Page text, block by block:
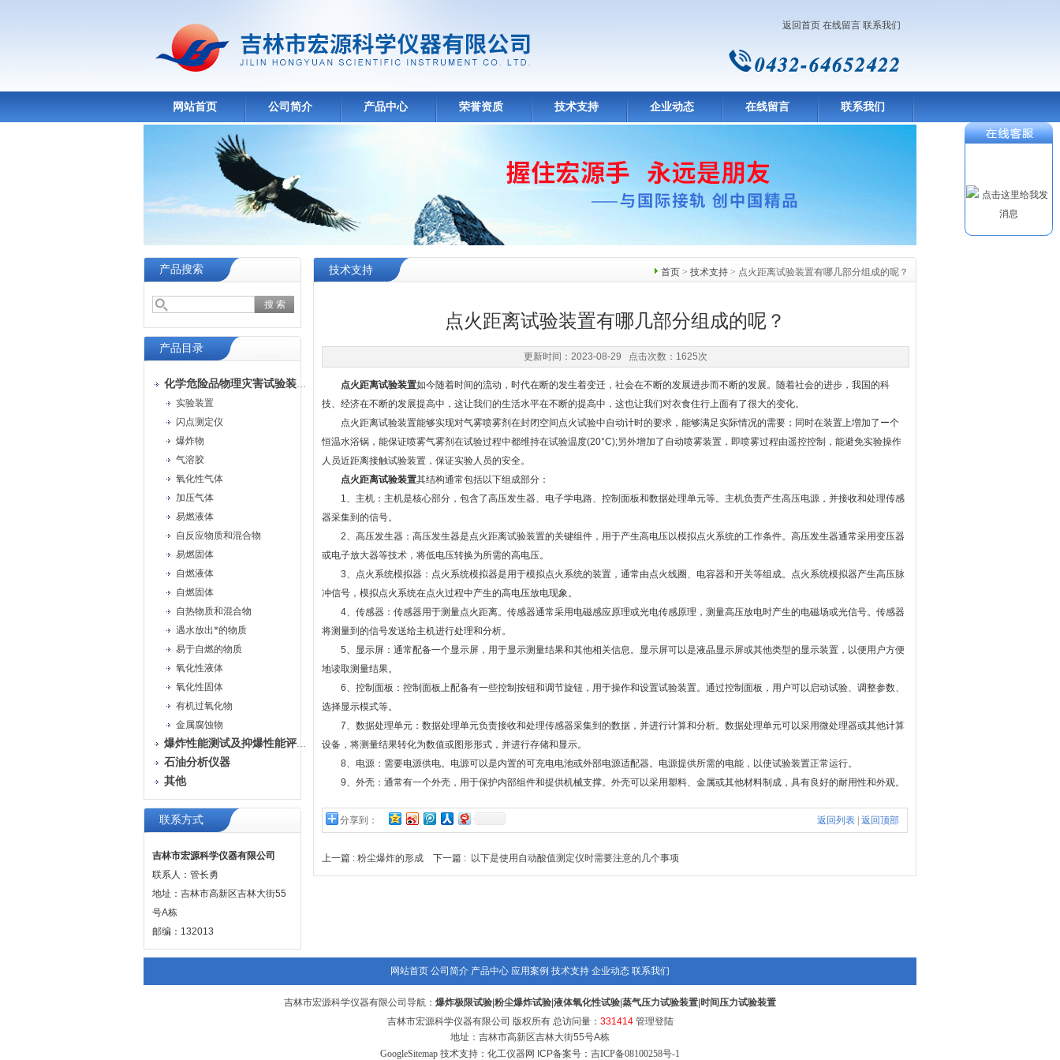
返回首页 在线留言 联系我们
网站首页 公司简介 产品中心 荣誉资质 技术支持 企业动态 在线留言 联系我们
产品搜索
产品目录
化学危险品物理灾害试验装置
实验装置
闪点测定仪
爆炸物
气溶胶
氧化性气体
加压气体
易燃液体
自反应物质和混合物
易燃固体
自燃液体
自燃固体
自热物质和混合物
遇水放出*的物质
易于自燃的物质
氧化性液体
氧化性固体
有机过氧化物
金属腐蚀物
爆炸性能测试及抑爆性能评定装置
石油分析仪器
其他
联系方式
吉林市宏源科学仪器有限公司
联系人：管长勇
地址：吉林市高新区吉林大街55
号A栋
邮编：132013
首页 > 技术支持 > 点火距离试验装置有哪几部分组成的呢？
技术支持
点火距离试验装置有哪几部分组成的呢？
更新时间：2023-08-29 点击次数：1625次
点火距离试验装置如今随着时间的流动，时代在断的发生着变迁，社会在不断的发展进步而不断的发展。随着社会的进步，我国的科
技、经济在不断的发展提高中，这让我们的生活水平在不断的提高中，这也让我们对衣食住行上面有了很大的变化。
点火距离试验装置能够实现对气雾喷雾剂在封闭空间点火试验中自动计时的要求，能够满足实际情况的需要；同时在装置上増加了ー个
恒温水浴锅，能保证喷雾气雾剂在试验过程中都维持在试验温度(20°C);另外增加了自动喷雾装置，即喷雾过程由遥控控制，能避免实验操作
人员近距离接触试验装置，保证实验人员的安全。
点火距离试验装置其结构通常包括以下组成部分：
1、主机：主机是核心部分，包含了高压发生器、电子学电路、控制面板和数据处理单元等。主机负责产生高压电源，并接收和处理传感
器采集到的信号。
2、高压发生器：高压发生器是点火距离试验装置的关键组件，用于产生高电压以模拟点火系统的工作条件。高压发生器通常采用变压器
或电子放大器等技术，将低电压转换为所需的高电压。
3、点火系统模拟器：点火系统模拟器是用于模拟点火系统的装置，通常由点火线圈、电容器和开关等组成。点火系统模拟器产生高压脉
冲信号，模拟点火系统在点火过程中产生的高电压放电现象。
4、传感器：传感器用于测量点火距离。传感器通常采用电磁感应原理或光电传感原理，测量高压放电时产生的电磁场或光信号。传感器
将测量到的信号发送给主机进行处理和分析。
5、显示屏：通常配备一个显示屏，用于显示测量结果和其他相关信息。显示屏可以是液晶显示屏或其他类型的显示装置，以便用户方便
地读取测量结果。
6、控制面板：控制面板上配备有一些控制按钮和调节旋钮，用于操作和设置试验装置。通过控制面板，用户可以启动试验、调整参数、
选择显示模式等。
7、数据处理单元：数据处理单元负责接收和处理传感器采集到的数据，并进行计算和分析。数据处理单元可以采用微处理器或其他计算
设备，将测量结果转化为数值或图形形式，并进行存储和显示。
8、电源：需要电源供电。电源可以是内置的可充电电池或外部电源适配器。电源提供所需的电能，以使试验装置正常运行。
9、外壳：通常有一个外壳，用于保护内部组件和提供机械支撑。外壳可以采用塑料、金属或其他材料制成，具有良好的耐用性和外观。
分享到： 返回列表 返回顶部
上一篇 : 粉尘爆炸的形成 下一篇 : 以下是使用自动酸值测定仪时需要注意的几个事项
网站首页 公司简介 产品中心 应用案例 技术支持 企业动态 联系我们
吉林市宏源科学仪器有限公司导航： 爆炸极限试验 粉尘爆炸试验 液体氧化性试验 蒸气压力试验装置 时间压力试验装置
吉林市宏源科学仪器有限公司 版权所有 总访问量： 331414 管理登陆
地址：吉林市高新区吉林大街55号A栋
GoogleSitemap 技术支持：化工仪器网 ICP备案号： 吉ICP备08100258号-1